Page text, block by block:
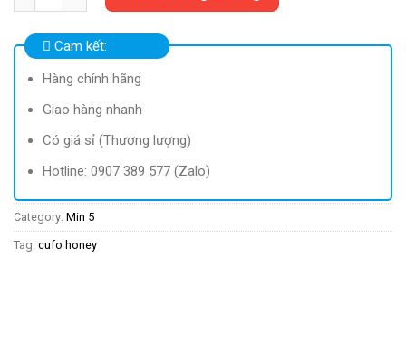
Cam kết:
Hàng chính hãng
Giao hàng nhanh
Có giá sỉ (Thương lượng)
Hotline: 0907 389 577 (Zalo)
Category: Min 5
Tag: cufo honey